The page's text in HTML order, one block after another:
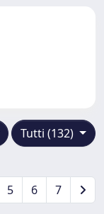
Tutti (132)
5 6 7